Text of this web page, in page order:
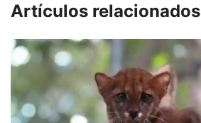
Artículos relacionados